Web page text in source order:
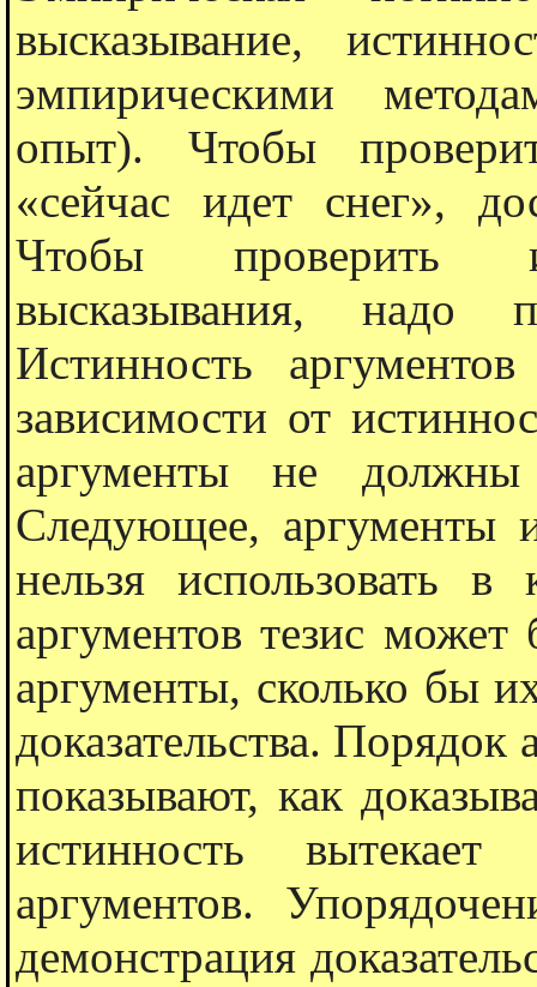
высказывание,
эмпирическими
опыт). Чтобы
«сейчас идет снег»,
Чтобы проверить
высказывания, надо
Истинность
зависимости от
аргументы не должны
Следующее, аргументы
нельзя использовать
аргументов тезис
аргументы, сколько бы
доказательства.
показывают, как
истинность
аргументов.
демонстрация